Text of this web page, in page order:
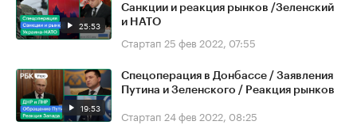
25:53
Санкции и реакция рынков /Зеленский
и НАТО
Стартап 25 фев 2022, 07:55
19:53
Спецоперация в Донбассе / Заявления
Путина и Зеленского / Реакция рынков
Стартап 24 фев 2022, 08:25